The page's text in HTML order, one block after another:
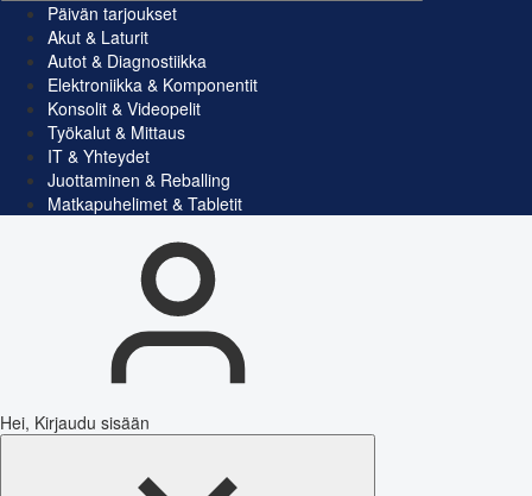
Päivän tarjoukset
Akut & Laturit
Autot & Diagnostiikka
Elektroniikka & Komponentit
Konsolit & Videopelit
Työkalut & Mittaus
IT & Yhteydet
Juottaminen & Reballing
Matkapuhelimet & Tabletit
Hei, Kirjaudu sisään